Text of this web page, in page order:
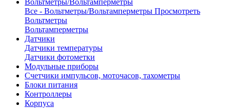
Вольтметры/Вольтамперметры
Все - Вольтметры/Вольтамперметры Просмотреть
Вольтметры
Вольтамперметры
Датчики
Датчики температуры
Датчики фотометки
Модульные приборы
Счетчики импульсов, моточасов, тахометры
Блоки питания
Контроллеры
Корпуса